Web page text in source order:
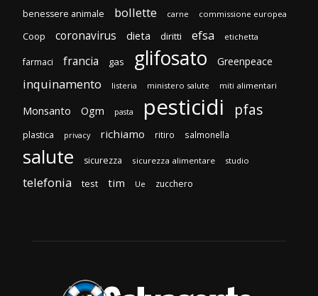
benessere animale bollette carne commissione europea
Coop coronavirus dieta diritti efsa etichetta
farmaci francia gas glifosato Greenpeace
inquinamento listeria ministero salute miti alimentari
Monsanto Ogm pasta pesticidi pfas
plastica privacy richiamo ritiro salmonella
salute sicurezza sicurezza alimentare studio
telefonia test tim Ue zucchero